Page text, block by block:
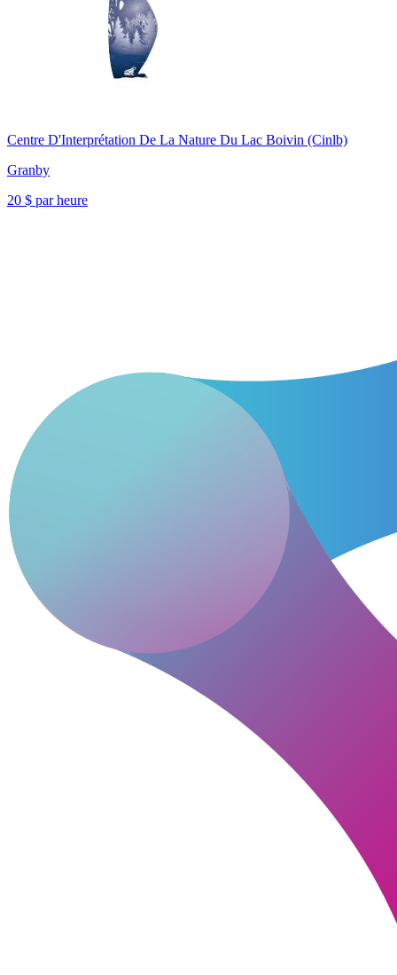
Centre D'Interprétation De La Nature Du Lac Boivin (Cinlb)
Granby
20 $ par heure